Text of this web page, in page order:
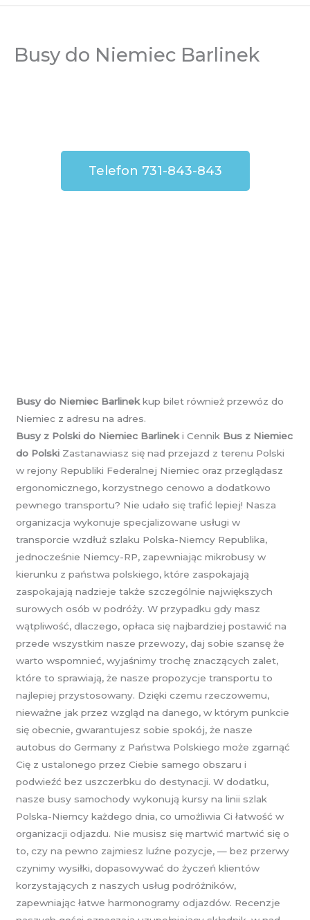
Busy do Niemiec Barlinek
Telefon 731-843-843
Busy do Niemiec Barlinekkup bilet również przewóz do
Niemiec z adresu na adres.
Busy z Polski do Niemiec Barlineki Cennik Bus z Niemiec
do Polski Zastanawiasz się nad przejazd z terenu Polski
w rejony Republiki Federalnej Niemiec oraz przeglądasz
ergonomicznego, korzystnego cenowo a dodatkowo
pewnego transportu? Nie udało się trafić lepiej! Nasza
organizacja wykonuje specjalizowane usługi w
transporcie wzdłuż szlaku Polska-Niemcy Republika,
jednocześnie Niemcy-RP, zapewniając mikrobusy w
kierunku z państwa polskiego, które zaspokajają
zaspokajają nadzieje także szczególnie największych
surowych osób w podróży. W przypadku gdy masz
wątpliwość, dlaczego, opłaca się najbardziej postawić na
przede wszystkim nasze przewozy, daj sobie szansę że
warto wspomnieć, wyjaśnimy trochę znaczących zalet,
które to sprawiają, że nasze propozycje transportu to
najlepiej przystosowany. Dzięki czemu rzeczowemu,
nieważne jak przez wzgląd na danego, w którym punkcie
się obecnie, gwarantujesz sobie spokój, że nasze
autobus do Germany z Państwa Polskiego może zgarnąć
Cię z ustalonego przez Ciebie samego obszaru i
podwieźć bez uszczerbku do destynacji. W dodatku,
nasze busy samochody wykonują kursy na linii szlak
Polska-Niemcy każdego dnia, co umożliwia Ci łatwość w
organizacji odjazdu. Nie musisz się martwić martwić się o
to, czy na pewno zajmiesz luźne pozycje, — bez przerwy
czynimy wysiłki, dopasowywać do życzeń klientów
korzystających z naszych usług podróżników,
zapewniając łatwe harmonogramy odjazdów. Recenzje